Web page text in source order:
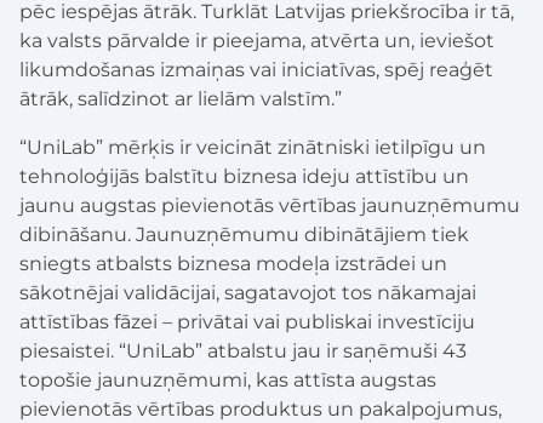
pēc iespējas ātrāk. Turklāt Latvijas priekšrocība ir tā,
ka valsts pārvalde ir pieejama, atvērta un, ieviešot
likumdošanas izmaiņas vai iniciatīvas, spēj reaģēt
ātrāk, salīdzinot ar lielām valstīm.”
“UniLab” mērķis ir veicināt zinātniski ietilpīgu un
tehnoloģijās balstītu biznesa ideju attīstību un
jaunu augstas pievienotās vērtības jaunuzņēmumu
dibināšanu. Jaunuzņēmumu dibinātājiem tiek
sniegts atbalsts biznesa modeļa izstrādei un
sākotnējai validācijai, sagatavojot tos nākamajai
attīstības fāzei – privātai vai publiskai investīciju
piesaistei. “UniLab” atbalstu jau ir saņēmuši 43
topošie jaunuzņēmumi, kas attīsta augstas
pievienotās vērtības produktus un pakalpojumus,